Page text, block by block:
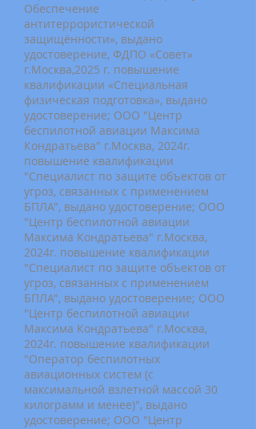
Обеспечение
антитеррористической
защищённости», выдано
удостоверение, ФДПО «Совет»
г.Москва,2025 г. повышение
квалификации «Специальная
физическая подготовка», выдано
удостоверение; ООО "Центр
беспилотной авиации Максима
Кондратьева" г.Москва, 2024г.
повышение квалификации
"Специалист по защите объектов от
угроз, связанных с применением
БПЛА", выдано удостоверение; ООО
"Центр беспилотной авиации
Максима Кондратьева" г.Москва,
2024г. повышение квалификации
"Специалист по защите объектов от
угроз, связанных с применением
БПЛА", выдано удостоверение; ООО
"Центр беспилотной авиации
Максима Кондратьева" г.Москва,
2024г. повышение квалификации
"Оператор беспилотных
авиационных систем (с
максимальной взлетной массой 30
килограмм и менее)", выдано
удостоверение; ООО "Центр